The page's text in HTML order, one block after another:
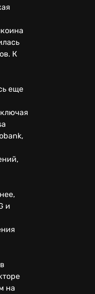
К
еще
и
на